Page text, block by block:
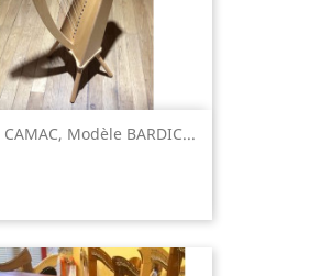
Modèle BARDIC...